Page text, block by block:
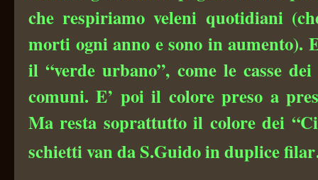
che respiriamo veleni quotidiani
morti ogni anno e sono in aumento).
il “verde urbano”, come le casse
comuni. E’ poi il colore preso a
Ma resta soprattutto il colore dei
schietti van da S.Guido in duplice